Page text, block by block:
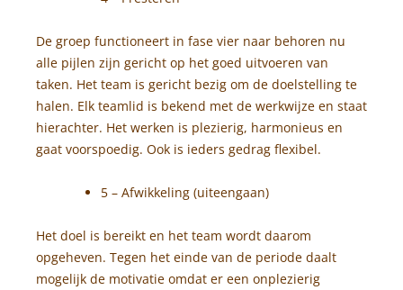
De groep functioneert in fase vier naar behoren nu
alle pijlen zijn gericht op het goed uitvoeren van
taken. Het team is gericht bezig om de doelstelling te
halen. Elk teamlid is bekend met de werkwijze en staat
hierachter. Het werken is plezierig, harmonieus en
gaat voorspoedig. Ook is ieders gedrag flexibel.
5 – Afwikkeling (uiteengaan)
Het doel is bereikt en het team wordt daarom
opgeheven. Tegen het einde van de periode daalt
mogelijk de motivatie omdat er een onplezierig